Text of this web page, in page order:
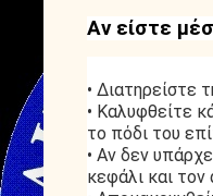
Αν είστε
• Διατηρείστε
• Καλυφθείτε
το πόδι του
• Αν δεν
κεφάλι και τον